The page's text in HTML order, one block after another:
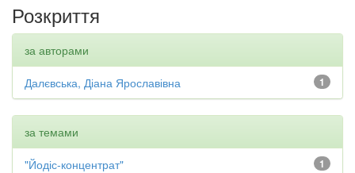
Розкриття
за авторами
1
Далєвська, Діана Ярославівна
за темами
1
"Йодіс-концентрат"